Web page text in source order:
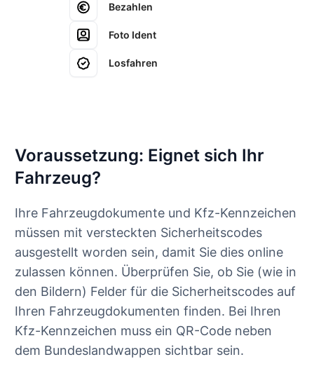
Bezahlen
Foto Ident
Losfahren
Voraussetzung: Eignet sich Ihr
Fahrzeug?
Ihre Fahrzeugdokumente und Kfz-Kennzeichen
müssen mit versteckten Sicherheitscodes
ausgestellt worden sein, damit Sie dies online
zulassen können. Überprüfen Sie, ob Sie (wie in
den Bildern) Felder für die Sicherheitscodes auf
Ihren Fahrzeugdokumenten finden. Bei Ihren
Kfz-Kennzeichen muss ein QR-Code neben
dem Bundeslandwappen sichtbar sein.